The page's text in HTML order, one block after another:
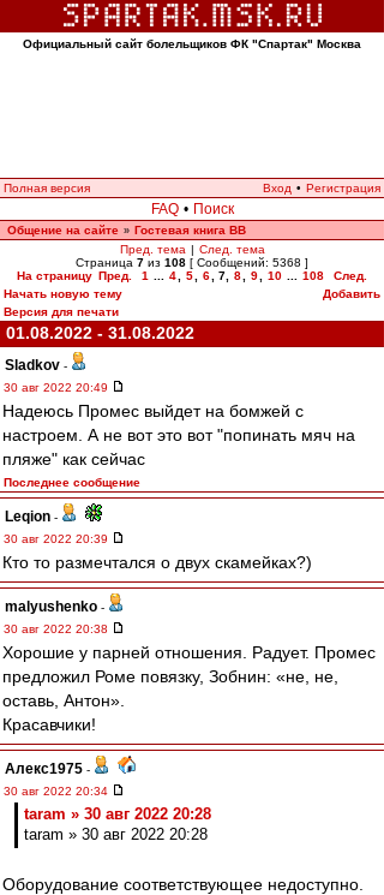
Официальный сайт болельщиков ФК "Спартак" Москва
Полная версия Вход • Регистрация
FAQ • Поиск
Общение на сайте » Гостевая книга ВВ
Пред. тема | След. тема
Страница 7 из 108 [ Сообщений: 5368 ]
На страницу Пред. 1 4 5 6 7 8 9 10 108
След.
Начать новую тему
Добавить
Версия для печати
01.08.2022 - 31.08.2022
Sladkov -
30 авг 2022 20:49
Надеюсь Промес выйдет на бомжей с
настроем. А не вот это вот "попинать мяч на
пляже" как сейчас
Последнее сообщение
Leqion -
30 авг 2022 20:39
Кто то размечтался о двух скамейках?)
malyushenko -
30 авг 2022 20:38
Хорошие у парней отношения. Радует. Промес
предложил Роме повязку, Зобнин: «не, не,
оставь, Антон».
Красавчики!
Алекс1975 -
30 авг 2022 20:34
taram » 30 авг 2022 20:28
taram » 30 авг 2022 20:28
Оборудование соответствующее недоступно.